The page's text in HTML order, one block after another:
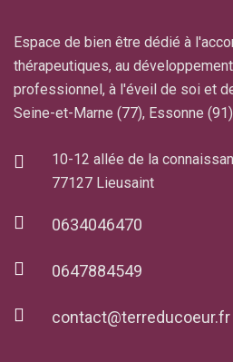
Espace de bien être dédié à
thérapeutiques, au
professionnel, à l'éveil de soi et
Seine-et-Marne (77), Essonne
10-12 allée de la
77127 Lieusaint
0634046470
0647884549
contact@terreducoeur.fr